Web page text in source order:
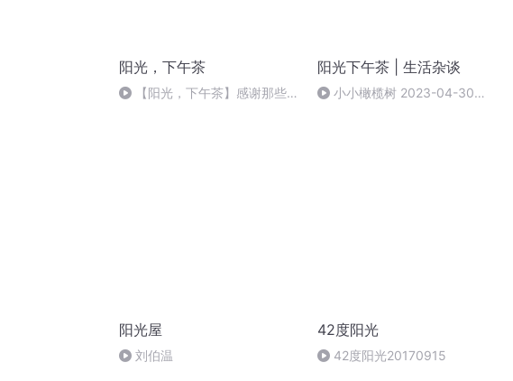
阳光，下午茶
【阳光，下午茶】感谢那些伴
阳光下午茶 | 生活杂谈
小小橄榄树 2023-04-30
阳光屋
刘伯温
42度阳光
42度阳光20170915